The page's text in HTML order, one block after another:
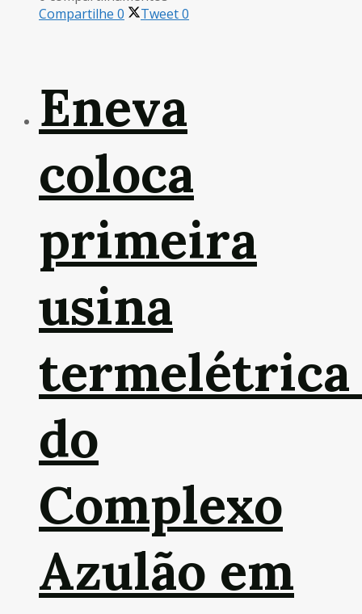
Compartilhe 0 Tweet0
Eneva
coloca
primeira
usina
do
Complexo
Azulão em